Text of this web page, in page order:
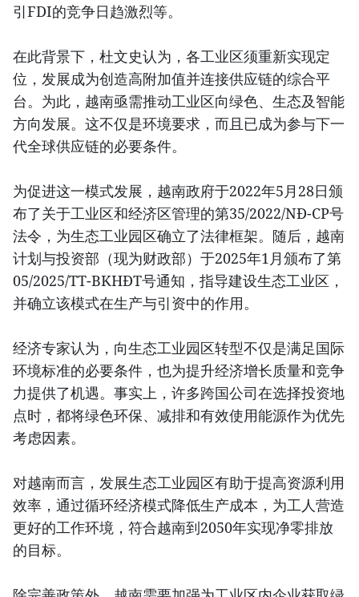
引FDI的竞争日趋激烈等。
在此背景下，杜文史认为，各工业区须重新实现定
位，发展成为创造高附加值并连接供应链的综合平
台。为此，越南亟需推动工业区向绿色、生态及智能
方向发展。这不仅是环境要求，而且已成为参与下一
代全球供应链的必要条件。
为促进这一模式发展，越南政府于2022年5月28日颁
布了关于工业区和经济区管理的第35/2022/NĐ-CP号
法令，为生态工业园区确立了法律框架。随后，越南
计划与投资部（现为财政部）于2025年1月颁布了第
05/2025/TT-BKHĐT号通知，指导建设生态工业区，
并确立该模式在生产与引资中的作用。
经济专家认为，向生态工业园区转型不仅是满足国际
环境标准的必要条件，也为提升经济增长质量和竞争
力提供了机遇。事实上，许多跨国公司在选择投资地
点时，都将绿色环保、减排和有效使用能源作为优先
考虑因素。
对越南而言，发展生态工业园区有助于提高资源利用
效率，通过循环经济模式降低生产成本，为工人营造
更好的工作环境，符合越南到2050年实现净零排放
的目标。